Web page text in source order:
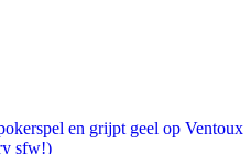
en grijpt geel op Ventoux
sfw!)